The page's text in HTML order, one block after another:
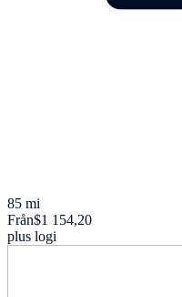
85 mi
Från$1 154,20
plus logi